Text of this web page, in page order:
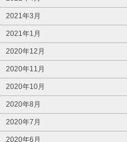
2021年3月
2021年1月
2020年12月
2020年11月
2020年10月
2020年8月
2020年7月
2020年6月